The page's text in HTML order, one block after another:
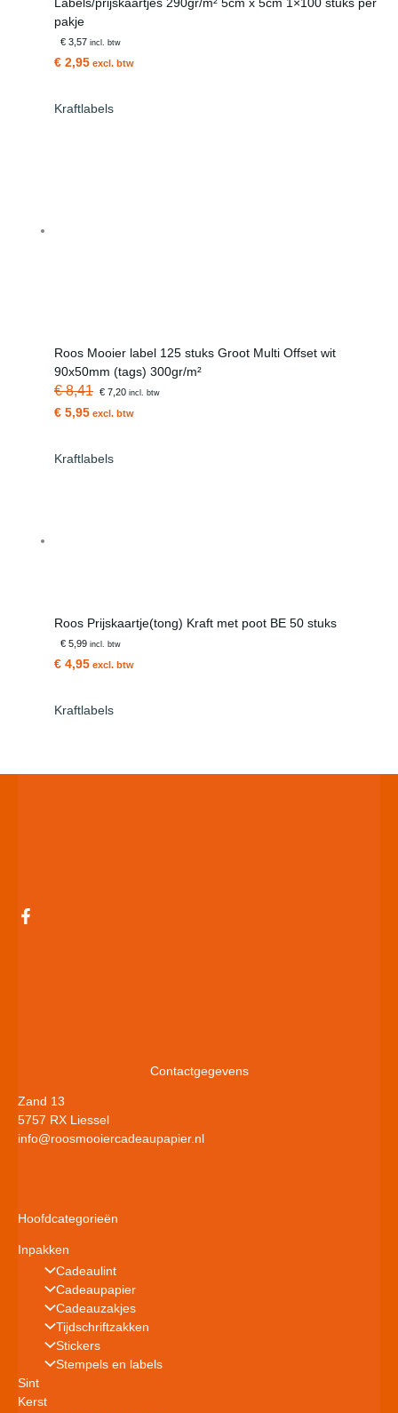
Labels/prijskaartjes 290gr/m² 5cm x 5cm 1×100 stuks per
pakje
€ 3,57incl. btw
€ 2,95 excl. btw
Kraftlabels
Roos Mooier label 125 stuks Groot Multi Offset wit
90x50mm (tags) 300gr/m²
€ 8,41 € 7,20incl. btw
€ 5,95 excl. btw
Kraftlabels
Roos Prijskaartje(tong) Kraft met poot BE 50 stuks
€ 5,99incl. btw
€ 4,95 excl. btw
Kraftlabels
Contactgegevens
Zand 13
5757 RX Liessel
info@roosmooiercadeaupapier.nl
Hoofdcategorieën
Inpakken
Cadeaulint
Cadeaupapier
Cadeauzakjes
Tijdschriftzakken
Stickers
Stempels en labels
Sint
Kerst